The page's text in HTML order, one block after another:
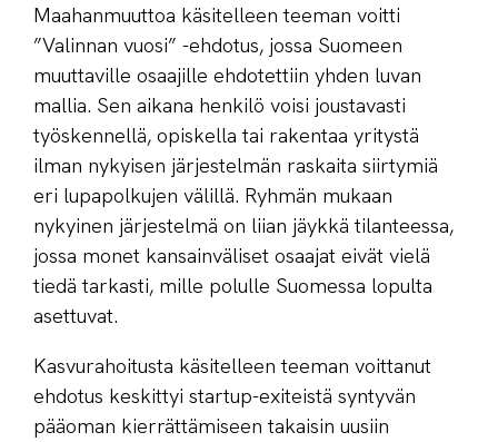
Maahanmuuttoa käsitelleen teeman voitti
”Valinnan vuosi” -ehdotus, jossa Suomeen
muuttaville osaajille ehdotettiin yhden luvan
mallia. Sen aikana henkilö voisi joustavasti
työskennellä, opiskella tai rakentaa yritystä
ilman nykyisen järjestelmän raskaita siirtymiä
eri lupapolkujen välillä. Ryhmän mukaan
nykyinen järjestelmä on liian jäykkä tilanteessa,
jossa monet kansainväliset osaajat eivät vielä
tiedä tarkasti, mille polulle Suomessa lopulta
asettuvat.
Kasvurahoitusta käsitelleen teeman voittanut
ehdotus keskittyi startup-exiteistä syntyvän
pääoman kierrättämiseen takaisin uusiin